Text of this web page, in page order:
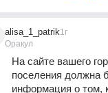
alisa_1_patrik
Оракул
1г
На сайте вашего
поселения должна
информация о том,